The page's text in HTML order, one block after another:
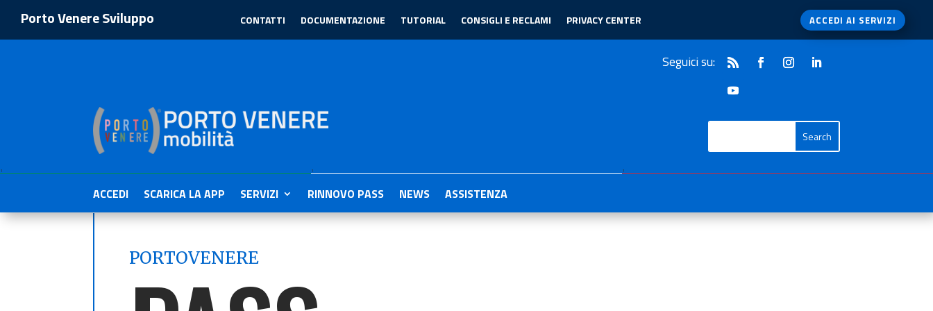
Porto Venere Sviluppo CONTATTI DOCUMENTAZIONE TUTORIAL CONSIGLI E RECLAMI PRIVACY CENTER ACCEDI AI SERVIZI
Seguici su:
1 1 1
ACCEDI SCARICA LA APP SERVIZI RINNOVO PASS NEWS ASSISTENZA
PORTOVENERE